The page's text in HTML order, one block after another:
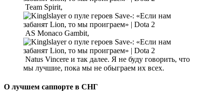
Team Spirit,
AS Monaco Gambit,
Natus Vincere и так далее. Я не буду говорить, что
мы лучшие, пока мы не обыграем их всех.
О лучшем саппорте в СНГ